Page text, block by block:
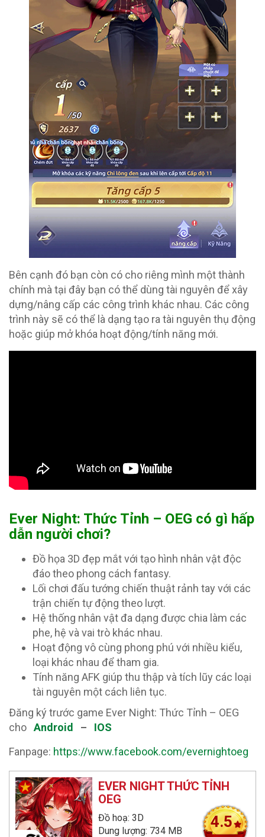
Bên cạnh đó bạn còn có cho riêng mình một thành
chính mà tại đây bạn có thể dùng tài nguyên để xây
dựng/nâng cấp các công trình khác nhau. Các công
trình này sẽ có thể là dạng tạo ra tài nguyên thụ động
hoặc giúp mở khóa hoạt động/tính năng mới.
Ever Night: Thức Tỉnh – OEG có gì hấp
dẫn người chơi?
Đồ họa 3D đẹp mắt với tạo hình nhân vật độc
đáo theo phong cách fantasy.
Lối chơi đấu tướng chiến thuật rảnh tay với các
trận chiến tự động theo lượt.
Hệ thống nhân vật đa dạng được chia làm các
phe, hệ và vai trò khác nhau.
Hoạt động vô cùng phong phú với nhiều kiểu,
loại khác nhau để tham gia.
Tính năng AFK giúp thu thập và tích lũy các loại
tài nguyên một cách liên tục.
Đăng ký trước game Ever Night: Thức Tỉnh – OEG
cho Android – IOS
Fanpage: https://www.facebook.com/evernightoeg
EVER NIGHT THỨC TỈNH
OEG
Đồ hoạ: 3D
Dung lượng: 734 MB
4.5